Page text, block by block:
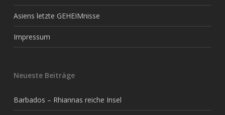
Asiens letzte GEHEIMnisse
Impressum
Neueste Beiträge
Barbados – Rhiannas reiche Insel